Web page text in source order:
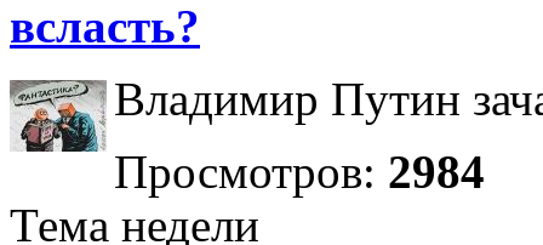
всласть?
Владимир Путин
Просмотров: 2984
Тема недели